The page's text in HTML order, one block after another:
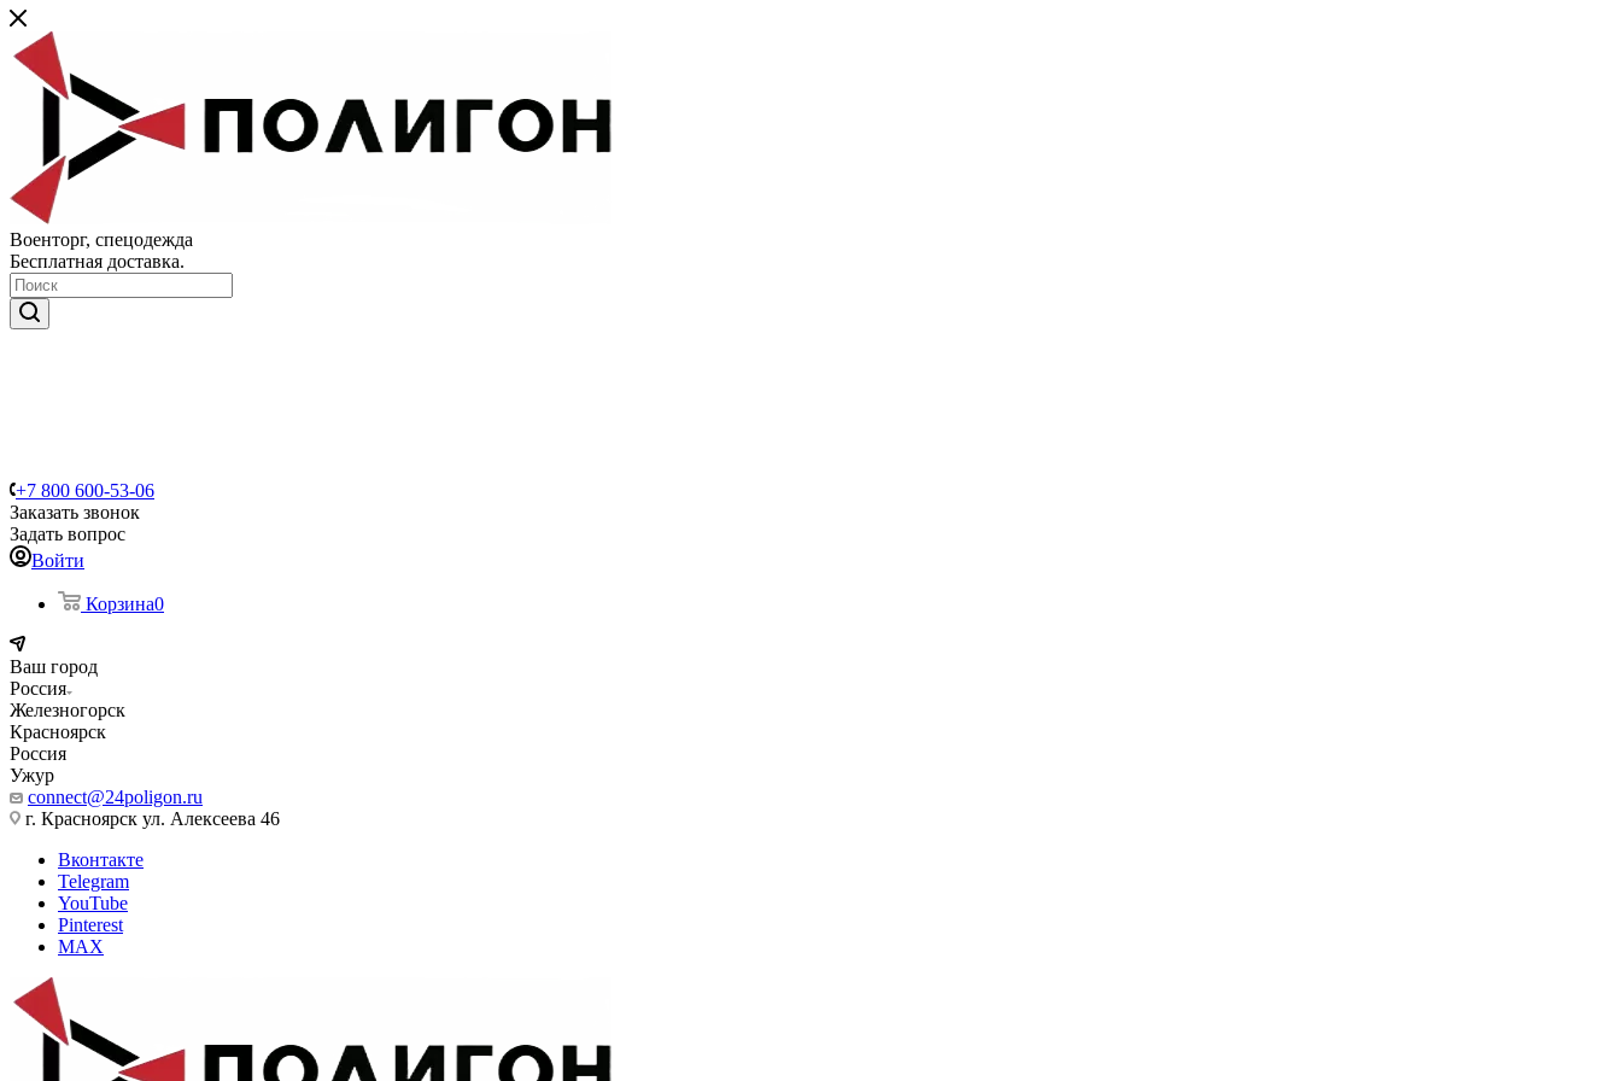
Военторг, спецодежда
Бесплатная доставка.
+7 800 600-53-06
Заказать звонок
Задать вопрос
Войти
Корзина0
Ваш город
Россия
Железногорск
Красноярск
Россия
Ужур
connect@24poligon.ru
г. Красноярск ул. Алексеева 46
Вконтакте
Telegram
YouTube
Pinterest
MAX